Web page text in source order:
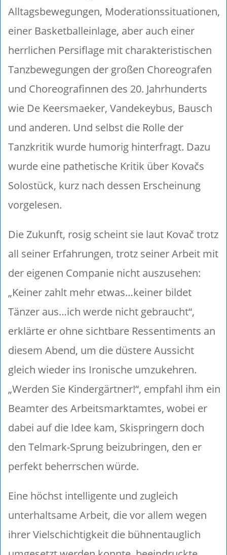
Alltagsbewegungen, Moderationssituationen,
einer Basketballeinlage, aber auch einer
herrlichen Persiflage mit charakteristischen
Tanzbewegungen der großen Choreografen
und Choreografinnen des 20. Jahrhunderts
wie De Keersmaeker, Vandekeybus, Bausch
und anderen. Und selbst die Rolle der
Tanzkritik wurde humorig hinterfragt. Dazu
wurde eine pathetische Kritik über Kovačs
Solostück, kurz nach dessen Erscheinung
vorgelesen.
Die Zukunft, rosig scheint sie laut Kovač trotz
all seiner Erfahrungen, trotz seiner Arbeit mit
der eigenen Companie nicht auszusehen:
„Keiner zahlt mehr etwas…keiner bildet
Tänzer aus…ich werde nicht gebraucht“,
erklärte er ohne sichtbare Ressentiments an
diesem Abend, um die düstere Aussicht
gleich wieder ins Ironische umzukehren.
„Werden Sie Kindergärtner!“, empfahl ihm ein
Beamter des Arbeitsmarktamtes, wobei er
dabei auf die Idee kam, Skispringern doch
den Telmark-Sprung beizubringen, den er
perfekt beherrschen würde.
Eine höchst intelligente und zugleich
unterhaltsame Arbeit, die vor allem wegen
ihrer Vielschichtigkeit die bühnentauglich